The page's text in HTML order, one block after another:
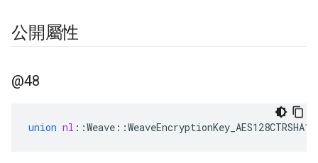
公開屬性
@48
union nl ::Weave ::WeaveEncryptionKey_AES128CTRSHA1